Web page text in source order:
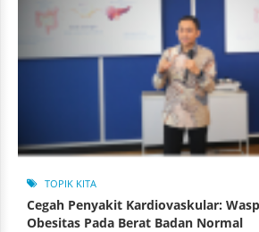
TOPIK KITA
Cegah Penyakit Kardiovaskular:
Obesitas Pada Berat Badan Normal